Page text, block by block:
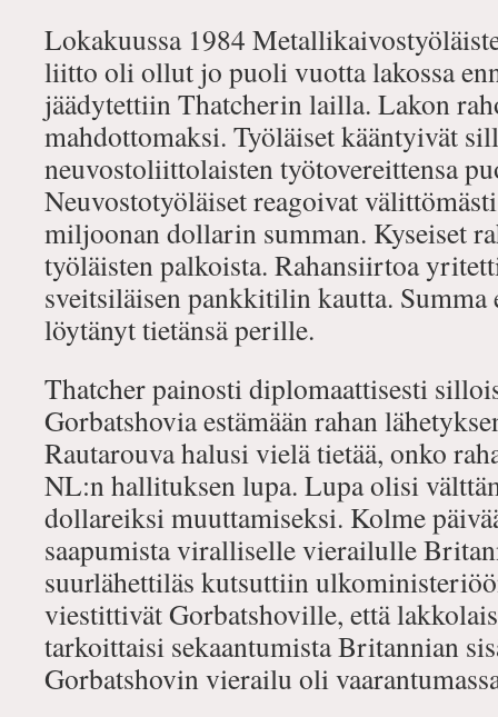
Lokakuussa 1984
liitto oli ollut jo puoli vuotta lakossa
jäädytettiin Thatcherin lailla. Lakon
mahdottomaksi. Työläiset kääntyivät
neuvostoliittolaisten työtovereittensa
Neuvostotyöläiset reagoivat
miljoonan dollarin summan. Kyseiset
työläisten palkoista. Rahansiirtoa
sveitsiläisen pankkitilin kautta. Summa
löytänyt tietänsä perille.
Thatcher painosti diplomaattisesti
Gorbatshovia estämään rahan
Rautarouva halusi vielä tietää, onko
NL:n hallituksen lupa. Lupa olisi
dollareiksi muuttamiseksi. Kolme
saapumista viralliselle vierailulle
suurlähettiläs kutsuttiin
viestittivät Gorbatshoville, että
tarkoittaisi sekaantumista Britannian
Gorbatshovin vierailu oli